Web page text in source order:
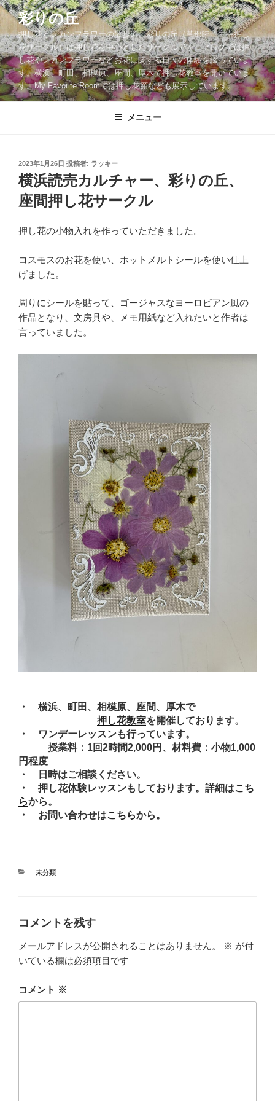
コ
ン
テ
ン
ツ
へ
ス
彩りの丘
押し花とレカンフラワーの散歩道。彩りの丘（草部睦子主宰押し
花サークル）は押し花を中心としたサークルです。ブログでは押
し花やレカンフラワーなどお花に関する日々の体験を綴っていま
す。横浜、町田、相模原、座間、厚木で押し花教室を開いていま
す。My Favorite Roomでは押し花額なども展示しています。
メニュー
投
稿
日:
2023年1月26日 投稿者: ラッキー
横浜読売カルチャー、彩りの丘、
座間押し花サークル
押し花の小物入れを作っていただきました。
コスモスのお花を使い、ホットメルトシールを使い仕上
げました。
周りにシールを貼って、ゴージャスなヨーロピアン風の
作品となり、文房具や、メモ用紙など入れたいと作者は
言っていました。
・ 横浜、町田、相模原、座間、厚木で
押し花教室を開催しております。
・ ワンデーレッスンも行っています。
授業料：1回2時間2,000円、材料費：小物1,000
円程度
・ 日時はご相談ください。
・ 押し花体験レッスンもしております。詳細はこち
らから。
・ お問い合わせはこちらから。
カ
未分類
コメントを残す
メールアドレスが公開されることはありません。 ※ が付
いている欄は必須項目です
コメント ※